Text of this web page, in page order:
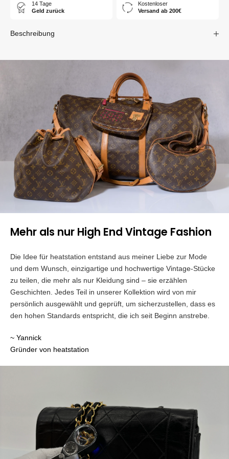
14 Tage
Geld zurück
Kostenloser
Versand ab 200€
Beschreibung
Mehr als nur High End Vintage Fashion
Die Idee für heatstation entstand aus meiner Liebe zur Mode
und dem Wunsch, einzigartige und hochwertige Vintage-Stücke
zu teilen, die mehr als nur Kleidung sind – sie erzählen
Geschichten. Jedes Teil in unserer Kollektion wird von mir
persönlich ausgewählt und geprüft, um sicherzustellen, dass es
den hohen Standards entspricht, die ich seit Beginn anstrebe.
~ Yannick
Gründer von heatstation